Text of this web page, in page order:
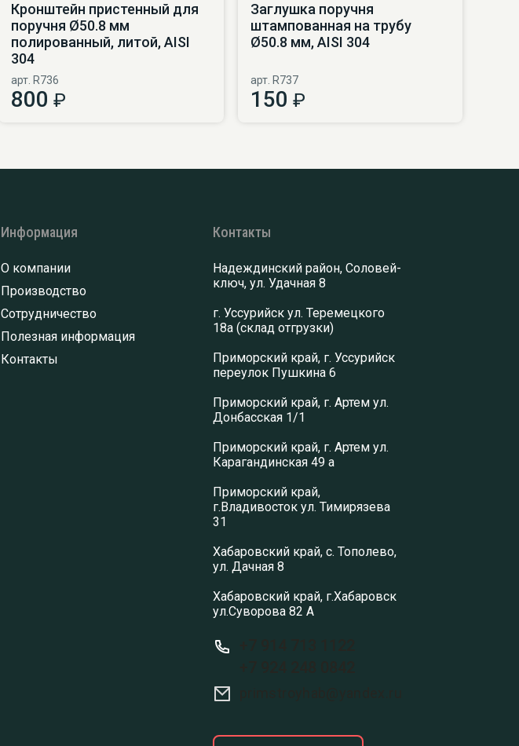
Кронштейн пристенный для
поручня Ø50.8 мм
полированный, литой, AISI
304
арт. R736
800 ₽
Заглушка поручня
штампованная на трубу
Ø50.8 мм, AISI 304
арт. R737
150 ₽
Информация
О компании
Производство
Сотрудничество
Полезная информация
Контакты
Контакты
Надеждинский район, Соловей-
ключ, ул. Удачная 8
г. Уссурийск ул. Теремецкого
18а (склад отгрузки)
Приморский край, г. Уссурийск
переулок Пушкина 6
Приморский край, г. Артем ул.
Донбасская 1/1
Приморский край, г. Артем ул.
Карагандинская 49 а
Приморский край,
г.Владивосток ул. Тимирязева
31
Хабаровский край, с. Тополево,
ул. Дачная 8
Хабаровский край, г.Хабаровск
ул.Суворова 82 А